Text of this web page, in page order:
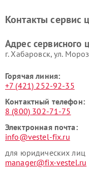
Контакты сервис
Адрес сервисного
г. Хабаровск, ул.
Горячая линия:
+7 (421) 252-92-35
Контактный телефон:
8 (800) 302-71-75
Электронная почта:
info@vestel-fix.ru
для юридических лиц
manager@fix-vestel.ru